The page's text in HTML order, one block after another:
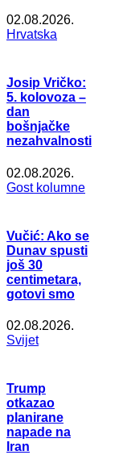
02.08.2026.
Hrvatska
Josip Vričko:
5. kolovoza –
dan
bošnjačke
nezahvalnosti
02.08.2026.
Gost kolumne
Vučić: Ako se
Dunav spusti
još 30
centimetara,
gotovi smo
02.08.2026.
Svijet
Trump
otkazao
planirane
napade na
Iran